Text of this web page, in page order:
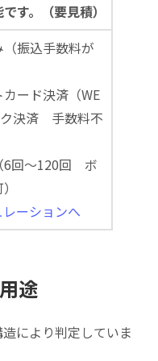
す。（要見積）
（振込手数料が
カード決済（WE
決済 手数料不
6回～120回 ボ
ーションへ
途
により判定していま